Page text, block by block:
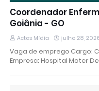
Coordenador
Goiânia - GO
Actos Mídia julho 28,
Vaga de emprego Cargo:
Empresa: Hospital Mater